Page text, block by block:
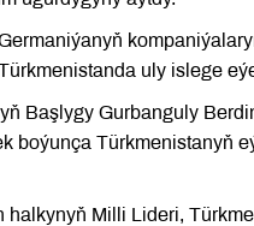
uly islege
Başlygy Gurbanguly
boýunça Türkmenistanyň
Milli Lideri,